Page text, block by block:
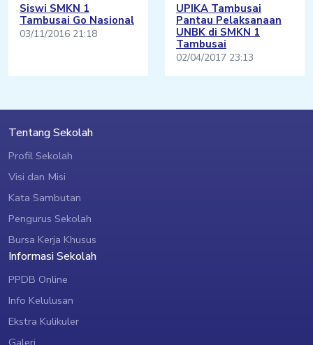
Siswi SMKN 1
Tambusai Go Nasional
03/11/2016 21:18
UPIKA Tambusai
Pantau Pelaksanaan
UNBK di SMKN 1
Tambusai
02/04/2017 23:13
Tentang Sekolah
Profil Sekolah
Visi dan Misi
Kata Sambutan
Pengurus Sekolah
Bursa Kerja Khusus
Informasi Sekolah
PPDB Online
Info Kelulusan
Ekstra Kulikuler
Galeri